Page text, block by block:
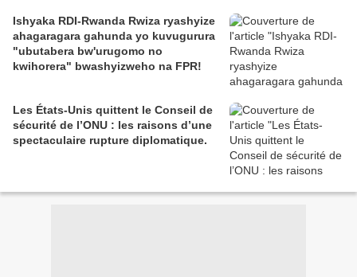
Ishyaka RDI-Rwanda Rwiza ryashyize
ahagaragara gahunda yo kuvugurura
"ubutabera bw'urugomo no
kwihorera" bwashyizweho na FPR!
Les États-Unis quittent le Conseil de
sécurité de l’ONU : les raisons d’une
spectaculaire rupture diplomatique.